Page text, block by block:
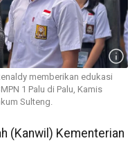
memberikan edukasi
1 Palu di Palu, Kamis
Sulteng.
(Kanwil) Kementerian